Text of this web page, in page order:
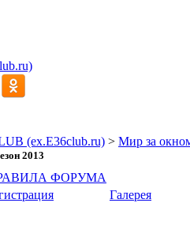
(ex.E36club.ru) > Мир за
2013
ФОРУМА
Галерея